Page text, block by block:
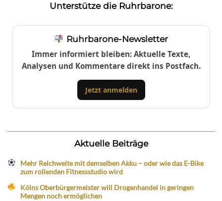
Unterstütze die Ruhrbarone:
Ruhrbarone-Newsletter
Immer informiert bleiben: Aktuelle Texte,
Analysen und Kommentare direkt ins Postfach.
Jetzt anmelden
Aktuelle Beiträge
Mehr Reichweite mit demselben Akku – oder wie das E-Bike
zum rollenden Fitnessstudio wird
Kölns Oberbürgermeister will Drogenhandel in geringen
Mengen noch ermöglichen